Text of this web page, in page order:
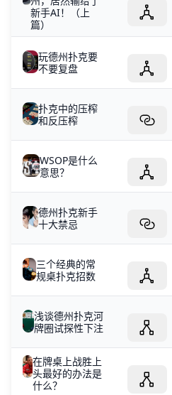
新手AI！（上
篇）
玩德州扑克要
不要复盘
扑克中的压榨
和反压榨
WSOP是什么
意思？
德州扑克新手
十大禁忌
三个经典的常
规桌扑克招数
浅谈德州扑克河
牌圈试探性下注
在牌桌上战胜上
头最好的办法是
什么？